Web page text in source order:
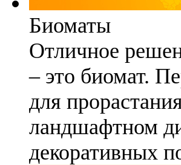
Биоматы
Отличное
– это биомат.
для
ландшафтном
декоративных